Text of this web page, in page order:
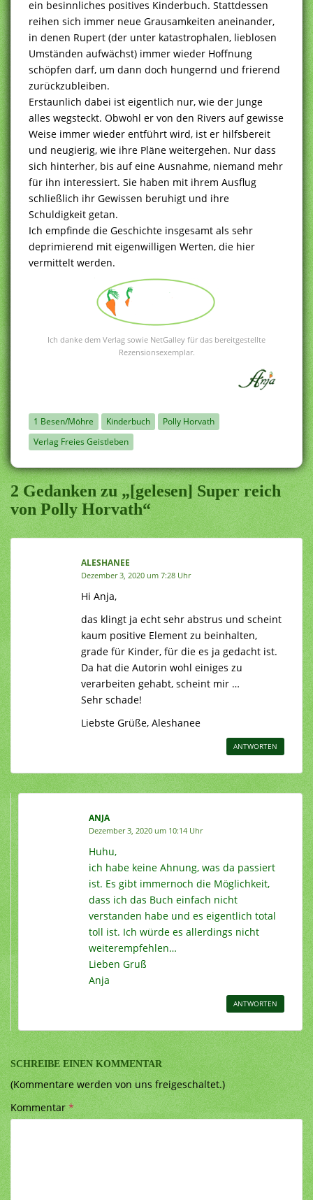
ein besinnliches positives Kinderbuch. Stattdessen
reihen sich immer neue Grausamkeiten aneinander,
in denen Rupert (der unter katastrophalen, lieblosen
Umständen aufwächst) immer wieder Hoffnung
schöpfen darf, um dann doch hungernd und frierend
zurückzubleiben.
Erstaunlich dabei ist eigentlich nur, wie der Junge
alles wegsteckt. Obwohl er von den Rivers auf gewisse
Weise immer wieder entführt wird, ist er hilfsbereit
und neugierig, wie ihre Pläne weitergehen. Nur dass
sich hinterher, bis auf eine Ausnahme, niemand mehr
für ihn interessiert. Sie haben mit ihrem Ausflug
schließlich ihr Gewissen beruhigt und ihre
Schuldigkeit getan.
Ich empfinde die Geschichte insgesamt als sehr
deprimierend mit eigenwilligen Werten, die hier
vermittelt werden.
Ich danke dem Verlag sowie NetGalley für das bereitgestellte
Rezensionsexemplar.
1 Besen/Möhre Kinderbuch
Polly Horvath
Verlag Freies Geistleben
2 Gedanken zu „[gelesen] Super reich
von Polly Horvath“
ALESHANEE
Dezember 3, 2020 um 7:28 Uhr
Hi Anja,
das klingt ja echt sehr abstrus und scheint
kaum positive Element zu beinhalten,
grade für Kinder, für die es ja gedacht ist.
Da hat die Autorin wohl einiges zu
verarbeiten gehabt, scheint mir …
Sehr schade!
Liebste Grüße, Aleshanee
ANTWORTEN
ANJA
Dezember 3, 2020 um 10:14 Uhr
Huhu,
ich habe keine Ahnung, was da passiert
ist. Es gibt immernoch die Möglichkeit,
dass ich das Buch einfach nicht
verstanden habe und es eigentlich total
toll ist. Ich würde es allerdings nicht
weiterempfehlen…
Lieben Gruß
Anja
ANTWORTEN
SCHREIBE EINEN KOMMENTAR
(Kommentare werden von uns freigeschaltet.)
Kommentar*